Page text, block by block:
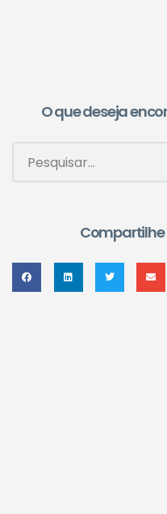
O que deseja
Compartilhe